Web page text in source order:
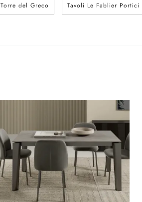
del Greco Tavoli Le Fablier Portici